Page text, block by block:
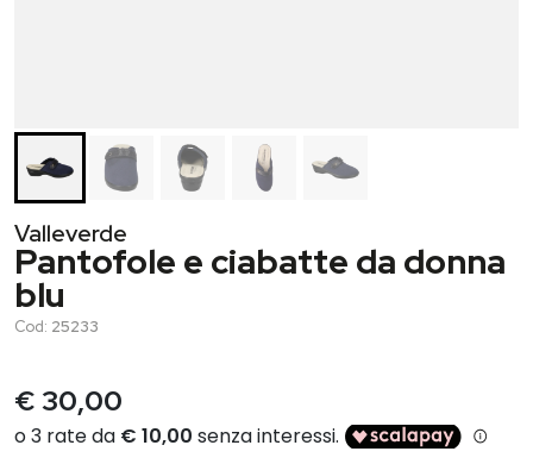
Valleverde
Pantofole e ciabatte da donna
blu
Cod: 25233
€ 30,00